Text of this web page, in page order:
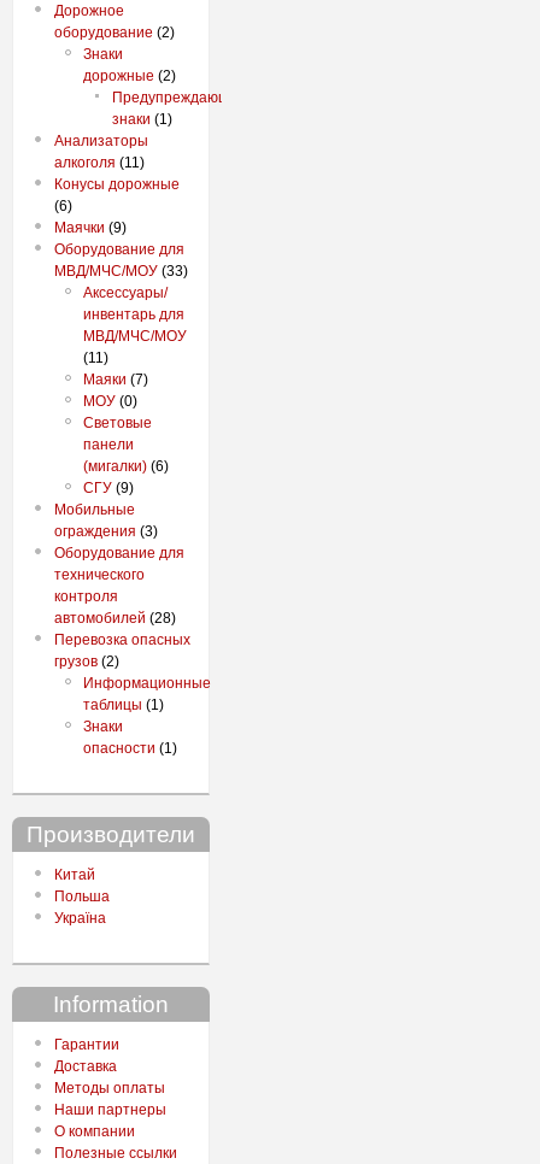
Дорожное
оборудование (2)
Знаки
дорожные (2)
Предупреждающие
знаки (1)
Анализаторы
алкоголя (11)
Конусы дорожные
(6)
Маячки (9)
Оборудование для
МВД/МЧС/МОУ (33)
Аксессуары/
инвентарь для
МВД/МЧС/МОУ
(11)
Маяки (7)
МОУ (0)
Световые
панели
(мигалки) (6)
СГУ (9)
Мобильные
ограждения (3)
Оборудование для
технического
контроля
автомобилей (28)
Перевозка опасных
грузов (2)
Информационные
таблицы (1)
Знаки
опасности (1)
Производители
Китай
Польша
Україна
Information
Гарантии
Доставка
Методы оплаты
Наши партнеры
О компании
Полезные ссылки